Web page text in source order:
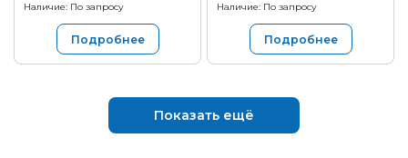
Наличие: По запросу
Подробнее
Наличие: По запросу
Подробнее
Показать ещё